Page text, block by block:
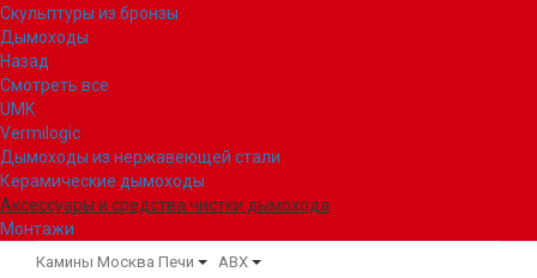
Скульптуры из бронзы
Дымоходы
Назад
Смотреть все
UMK
Vermilogic
Дымоходы из нержавеющей стали
Керамические дымоходы
Аксессуары и средства чистки дымохода
Монтажи
Камины Москва Печи ABX